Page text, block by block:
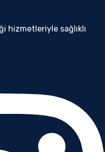
hizmetleriyle sağlıklı